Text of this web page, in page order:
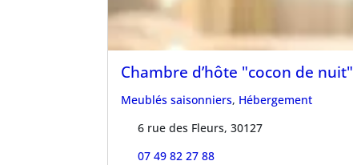
Chambre d’hôte "cocon de nuit"
Meublés saisonniers, Hébergement
6 rue des Fleurs, 30127
07 49 82 27 88